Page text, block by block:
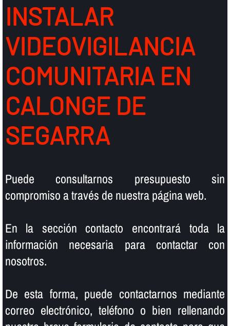
INSTALAR
VIDEOVIGILANCIA
COMUNITARIA EN
CALONGE DE
SEGARRA
Puede consultarnos presupuesto sin
compromiso a través de nuestra página web.
En la sección contacto encontrará toda la
información necesaria para contactar con
nosotros.
De esta forma, puede contactarnos mediante
correo electrónico, teléfono o bien rellenando